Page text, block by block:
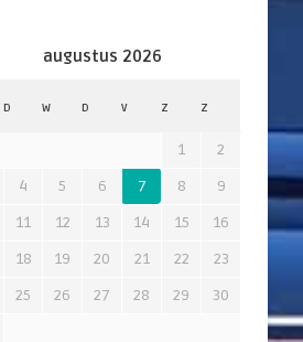
augustus 2026
D W D V Z Z
1
2
4 5 6 7 8
9
11 12 13 14 15
16
18 19 20 21 22
23
25 26 27 28 29
30